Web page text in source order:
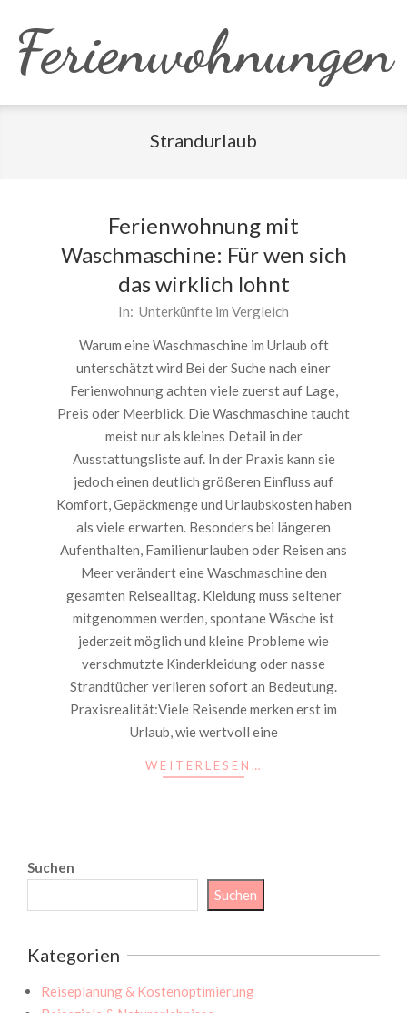
content
Ferienwohnungen
Strandurlaub
Ferienwohnung mit
Waschmaschine: Für wen sich
das wirklich lohnt
In: Unterkünfte im Vergleich
Warum eine Waschmaschine im Urlaub oft
unterschätzt wird Bei der Suche nach einer
Ferienwohnung achten viele zuerst auf Lage,
Preis oder Meerblick. Die Waschmaschine taucht
meist nur als kleines Detail in der
Ausstattungsliste auf. In der Praxis kann sie
jedoch einen deutlich größeren Einfluss auf
Komfort, Gepäckmenge und Urlaubskosten haben
als viele erwarten. Besonders bei längeren
Aufenthalten, Familienurlauben oder Reisen ans
Meer verändert eine Waschmaschine den
gesamten Reisealltag. Kleidung muss seltener
mitgenommen werden, spontane Wäsche ist
jederzeit möglich und kleine Probleme wie
verschmutzte Kinderkleidung oder nasse
Strandtücher verlieren sofort an Bedeutung.
Praxisrealität:Viele Reisende merken erst im
Urlaub, wie wertvoll eine
WEITERLESEN…
Suchen
Suchen
Kategorien
Reiseplanung & Kostenoptimierung